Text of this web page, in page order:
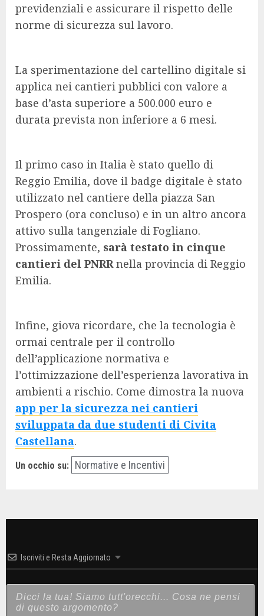
previdenziali e assicurare il rispetto delle
norme di sicurezza sul lavoro.
La sperimentazione del cartellino digitale si
applica nei cantieri pubblici con valore a
base d’asta superiore a 500.000 euro e
durata prevista non inferiore a 6 mesi.
Il primo caso in Italia è stato quello di
Reggio Emilia, dove il badge digitale è stato
utilizzato nel cantiere della piazza San
Prospero (ora concluso) e in un altro ancora
attivo sulla tangenziale di Fogliano.
Prossimamente, sarà testato in cinque
cantieri del PNRRnella provincia di Reggio
Emilia.
Infine, giova ricordare, che la tecnologia è
ormai centrale per il controllo
dell’applicazione normativa e
l’ottimizzazione dell’esperienza lavorativa in
ambienti a rischio. Come dimostra la nuova
app per la sicurezza nei cantieri
sviluppata da due studenti di Civita
Castellana.
Un occhio su: Normative e Incentivi
Iscriviti e Resta Aggiornato